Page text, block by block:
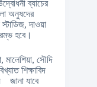
ব্যাচের
অনুষদের
দাওয়া
হবে।
মালেশিয়া, সৌদি
শিক্ষাবিদ
জানা যাবে